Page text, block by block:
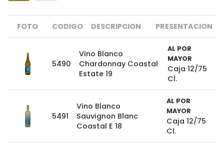
FOTO CODIGO DESCRIPCION PRESENTACION
5490
Vino Blanco
Chardonnay Coastal
Estate 19
AL POR
MAYOR
Caja 12/75
Cl.
5491
Vino Blanco
Sauvignon Blanc
Coastal E 18
AL POR
MAYOR
Caja 12/75
Cl.